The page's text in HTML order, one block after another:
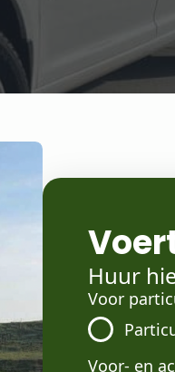
Huur
Voor
Voor- en